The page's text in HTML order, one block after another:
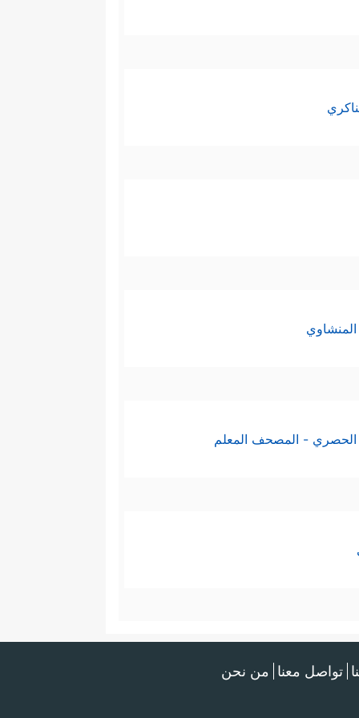
الحصري - المصحف المعلم
تواصل معنا من نحن